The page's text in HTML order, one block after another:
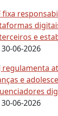
fixa
e
30-06-2026
regulamenta
e
30-06-2026